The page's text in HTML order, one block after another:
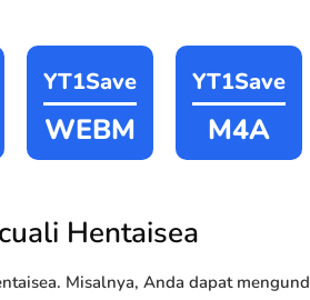
YT1Save
WEBM
YT1Save
M4A
Hentaisea
Misalnya, Anda dapat